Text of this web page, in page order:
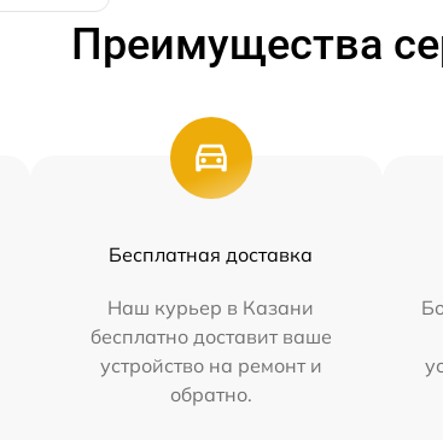
Преимущества
Бесплатная доставка
Наш курьер в Казани
бесплатно доставит ваше
устройство на ремонт и
обратно.